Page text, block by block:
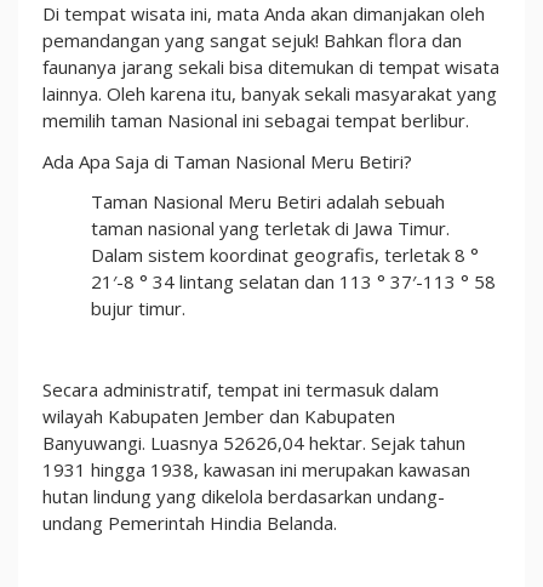
Di tempat wisata ini, mata Anda akan dimanjakan oleh
pemandangan yang sangat sejuk! Bahkan flora dan
faunanya jarang sekali bisa ditemukan di tempat wisata
lainnya. Oleh karena itu, banyak sekali masyarakat yang
memilih taman Nasional ini sebagai tempat berlibur.
Ada Apa Saja di Taman Nasional Meru Betiri?
Taman Nasional Meru Betiri adalah sebuah
taman nasional yang terletak di Jawa Timur.
Dalam sistem koordinat geografis, terletak 8 °
21′-8 ° 34 lintang selatan dan 113 ° 37′-113 ° 58
bujur timur.
Secara administratif, tempat ini termasuk dalam
wilayah Kabupaten Jember dan Kabupaten
Banyuwangi. Luasnya 52626,04 hektar. Sejak tahun
1931 hingga 1938, kawasan ini merupakan kawasan
hutan lindung yang dikelola berdasarkan undang-
undang Pemerintah Hindia Belanda.